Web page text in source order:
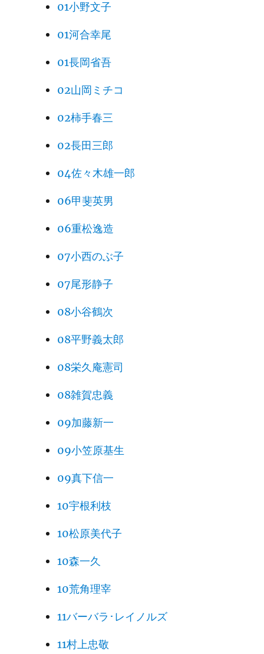
01小野文子
01河合幸尾
01長岡省吾
02山岡ミチコ
02柿手春三
02長田三郎
04佐々木雄一郎
06甲斐英男
06重松逸造
07小西のぶ子
07尾形静子
08小谷鶴次
08平野義太郎
08栄久庵憲司
08雑賀忠義
09加藤新一
09小笠原基生
09真下信一
10宇根利枝
10松原美代子
10森一久
10荒角理宰
11バーバラ･レイノルズ
11村上忠敬